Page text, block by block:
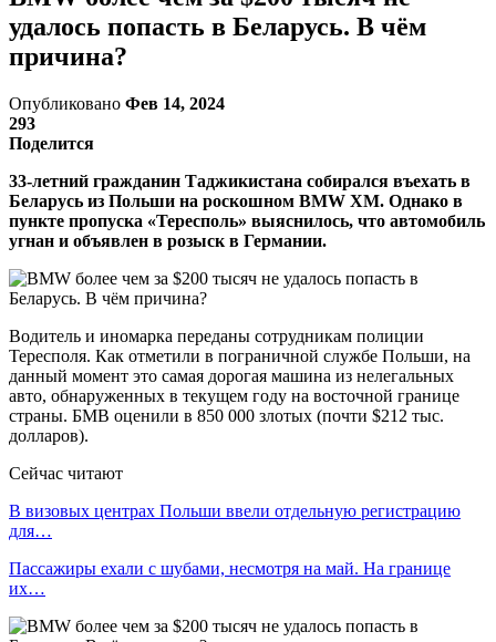
удалось попасть в Беларусь. В чём
причина?
Опубликовано Фев 14, 2024
293
Поделится
33-летний гражданин Таджикистана собирался въехать в
Беларусь из Польши на роскошном BMW XM. Однако в
пункте пропуска «Тересполь» выяснилось, что автомобиль
угнан и объявлен в розыск в Германии.
Водитель и иномарка переданы сотрудникам полиции
Тересполя. Как отметили в пограничной службе Польши, на
данный момент это самая дорогая машина из нелегальных
авто, обнаруженных в текущем году на восточной границе
страны. БМВ оценили в 850 000 злотых (почти $212 тыс.
долларов).
Сейчас читают
В визовых центрах Польши ввели отдельную регистрацию
для…
Пассажиры ехали с шубами, несмотря на май. На границе
их…